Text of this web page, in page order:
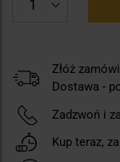
Złóż
Dostawa -
Zadzwoń i
Kup teraz,